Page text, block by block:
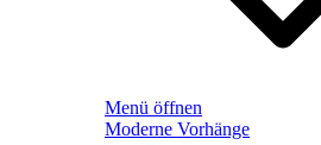
Menü öffnen
Moderne Vorhänge